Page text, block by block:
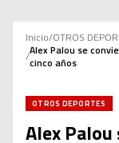
Inicio/OTROS
/Alex Palou se
cinco años
OTROS DEPORTES
Alex